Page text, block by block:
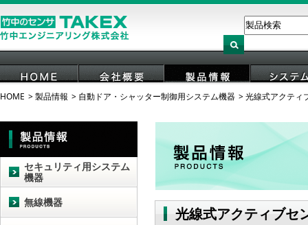
HOME 会社概要 製品情報 システ
HOME 製品情報 自動ドア・シャッター制御用システム機器 光線式アクティ
光線式アクティブセ
セキュリティ用システム
機器
無線機器